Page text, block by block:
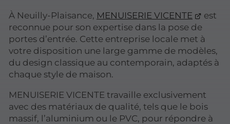
À Neuilly-Plaisance, MENUISERIE VICENTE
est
reconnue pour son expertise dans la pose de
portes d’entrée. Cette entreprise locale met à
votre disposition une large gamme de modèles,
du design classique au contemporain, adaptés à
chaque style de maison.
MENUISERIE VICENTE travaille exclusivement
avec des matériaux de qualité, tels que le bois
massif, l’aluminium ou le PVC, pour répondre à